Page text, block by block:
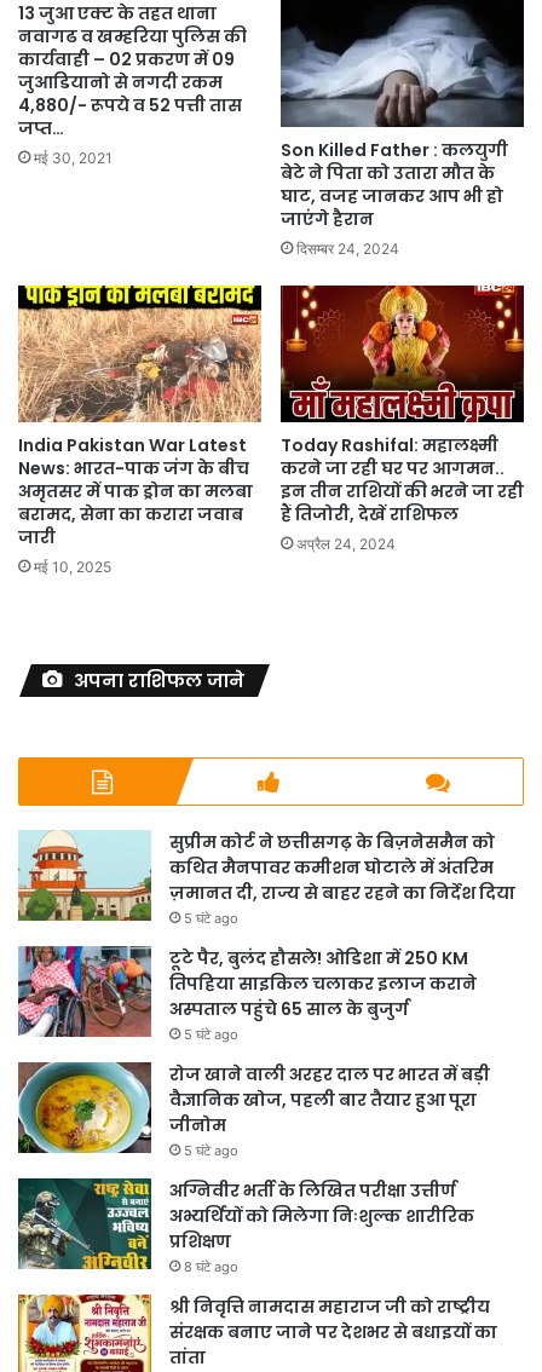
13 जुआ एक्ट के तहत थाना
नवागढ व खम्हरिया पुलिस की
कार्यवाही – 02 प्रकरण में 09
जुआडियानो से नगदी रकम
4,880/- रूपये व 52 पत्ती तास
जप्त…
मई 30, 2021
Son Killed Father : कलयुगी
बेटे ने पिता को उतारा मौत के
घाट, वजह जानकर आप भी हो
जाएंगे हैरान
दिसम्बर 24, 2024
India Pakistan War Latest
News: भारत-पाक जंग के बीच
अमृतसर में पाक ड्रोन का मलबा
बरामद, सेना का करारा जवाब
जारी
मई 10, 2025
Today Rashifal: महालक्ष्मी
करने जा रही घर पर आगमन..
इन तीन राशियों की भरने जा रही
हैं तिजोरी, देखें राशिफल
अप्रैल 24, 2024
अपना राशिफल जाने
सुप्रीम कोर्ट ने छत्तीसगढ़ के बिज़नेसमैन को
कथित मैनपावर कमीशन घोटाले में अंतरिम
ज़मानत दी, राज्य से बाहर रहने का निर्देश दिया
5 घंटे ago
टूटे पैर, बुलंद हौसले! ओडिशा में 250 KM
तिपहिया साइकिल चलाकर इलाज कराने
अस्पताल पहुंचे 65 साल के बुजुर्ग
5 घंटे ago
रोज खाने वाली अरहर दाल पर भारत में बड़ी
वैज्ञानिक खोज, पहली बार तैयार हुआ पूरा
जीनोम
5 घंटे ago
अग्निवीर भर्ती के लिखित परीक्षा उत्तीर्ण
अभ्यर्थियों को मिलेगा निःशुल्क शारीरिक
प्रशिक्षण
8 घंटे ago
श्री निवृत्ति नामदास महाराज जी को राष्ट्रीय
संरक्षक बनाए जाने पर देशभर से बधाइयों का
तांता